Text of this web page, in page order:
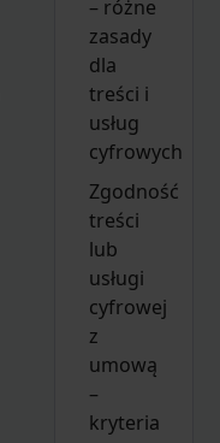
– różne
zasady
dla
treści i
usług
cyfrowych
Zgodność
treści
lub
usługi
cyfrowej
z
umową
–
kryteria